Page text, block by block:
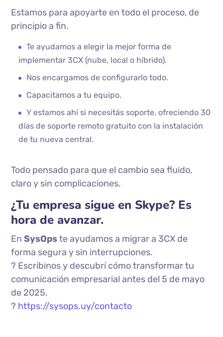
Estamos para apoyarte en todo el proceso, de
principio a fin.
Te ayudamos a elegir la mejor forma de
implementar 3CX (nube, local o híbrido).
Nos encargamos de configurarlo todo.
Capacitamos a tu equipo.
Y estamos ahí si necesitás soporte, ofreciendo 30
días de soporte remoto gratuito con la instalación
de tu nueva central.
Todo pensado para que el cambio sea fluido,
claro y sin complicaciones.
¿Tu empresa sigue en Skype? Es
hora de avanzar.
EnSysOpste ayudamos a migrar a 3CX de
forma segura y sin interrupciones.
? Escribinos y descubrí cómo transformar tu
comunicación empresarial antes del 5 de mayo
de 2025.
? https://sysops.uy/contacto